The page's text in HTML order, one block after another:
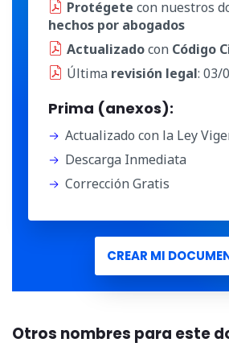
Protégete con nuestros
hechos por abogados
Actualizadocon Código
Última revisión legal: 03/
Prima (anexos):
Actualizado con la Ley
Descarga Inmediata
Corrección Gratis
CREAR MI
Otros nombres para este